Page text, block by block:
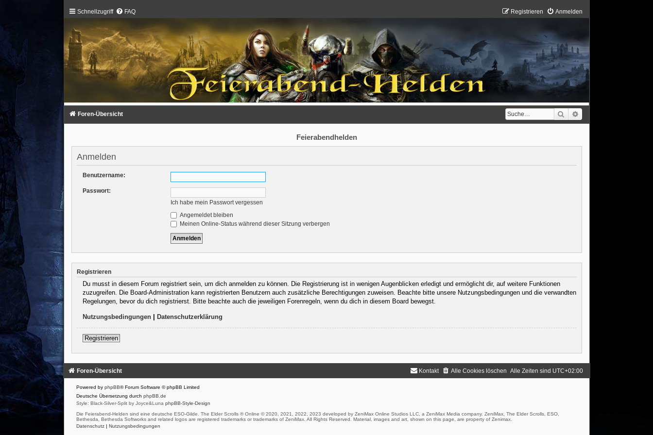
Schnellzugriff FAQ Anmelden
Registrieren
Suche
Foren-Übersicht
Feierabendhelden
Anmelden
Benutzername:
Passwort:
Ich habe mein Passwort vergessen
Angemeldet bleiben
Meinen Online-Status während dieser Sitzung verbergen
Registrieren
Du musst in diesem Forum registriert sein, um dich anmelden zu können. Die Registrierung ist in wenigen Augenblicken erledigt und ermöglicht dir, auf weitere Funktionen
zuzugreifen. Die Board-Administration kann registrierten Benutzern auch zusätzliche Berechtigungen zuweisen. Beachte bitte unsere Nutzungsbedingungen und die verwandten
Regelungen, bevor du dich registrierst. Bitte beachte auch die jeweiligen Forenregeln, wenn du dich in diesem Board bewegst.
Nutzungsbedingungen| Datenschutzerklärung
Registrieren
Foren-Übersicht Alle Zeiten sind UTC+02:00
Alle Cookies löschen
Kontakt
Powered by phpBB® Forum Software © phpBB Limited
Deutsche Übersetzung durch phpBB.de
Style: Black-Silver-Split by Joyce&Luna phpBB-Style-Design
Die Feierabend-Helden sind eine deutsche ESO-Gilde. The Elder Scrolls ® Online © 2020, 2021, 2022, 2023 developed by ZeniMax Online Studios LLC, a ZeniMax Media company. ZeniMax, The Elder Scrolls, ESO,
Bethesda, Bethesda Softworks and related logos are registered trademarks or trademarks of ZeniMax. All Rights Reserved. Material, images and art, shown on this page, are property of Zenimax.
Datenschutz | Nutzungsbedingungen